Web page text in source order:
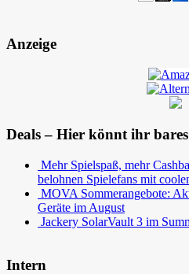
Anzeige
Deals – Hier könnt ihr
Mehr Spielspaß, mehr
belohnen Spielefans mit
MOVA Sommerangebote:
Geräte im August
Jackery SolarVault 3 im
Intern